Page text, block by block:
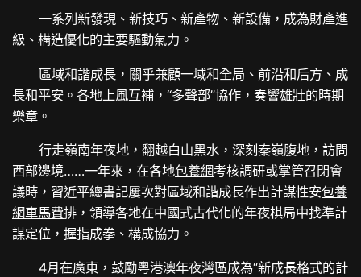
一系列新發現、新技巧、新產物、新設備，成為財產進
級、構造優化的主要驅動氣力。
區域和諧成長，關乎兼顧一域和全局、前沿和后方、成
長和平安。各地上風互補，“多聲部”協作，奏響雄壯的時期
樂章。
行走嶺南年夜地，翻越白山黑水，深刻秦嶺腹地，訪問
西部邊境……一年來，在各地包養網考核調研或掌管召閉會
議時，習近平總書記屢次對區域和諧成長作出計謀性安包養
網車馬費排，領導各地在中國式古代化的年夜棋局中找準計
謀定位，握指成拳、構成協力。
4月在廣東，鼓勵粵港澳年夜灣區成為“新成長格式的計